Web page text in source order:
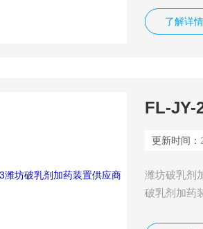
了解详情
FL-JY-
更新时间：
潍坊破乳剂
破乳剂加药